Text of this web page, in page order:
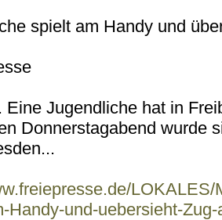
spielt am Handy und
Eine Jugendliche hat in
Donnerstagabend wurde
Handy-und-uebersieht-